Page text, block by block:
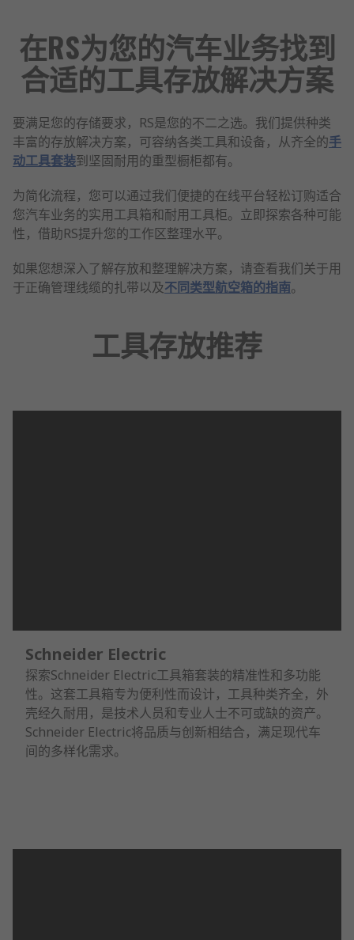
在RS为您的汽车业务找到
合适的工具存放解决方案
要满足您的存储要求，RS是您的不二之选。我们提供种类
丰富的存放解决方案，可容纳各类工具和设备，从齐全的手
动工具套装到坚固耐用的重型橱柜都有。
为简化流程，您可以通过我们便捷的在线平台轻松订购适合
您汽车业务的实用工具箱和耐用工具柜。立即探索各种可能
性，借助RS提升您的工作区整理水平。
如果您想深入了解存放和整理解决方案，请查看我们关于用
于正确管理线缆的扎带以及不同类型航空箱的指南。
工具存放推荐
Schneider Electric
探索Schneider Electric工具箱套装的精准性和多功能
性。这套工具箱专为便利性而设计，工具种类齐全，外
壳经久耐用，是技术人员和专业人士不可或缺的资产。
Schneider Electric将品质与创新相结合，满足现代车
间的多样化需求。